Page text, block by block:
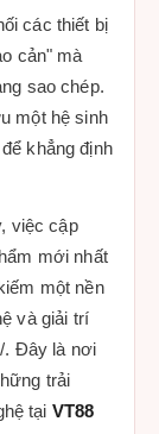
các thiết bị
cản" mà
sao chép.
một hệ sinh
khẳng định
việc cập
mới nhất
một nền
và giải trí
. Đây là nơi
trải
tại VT88